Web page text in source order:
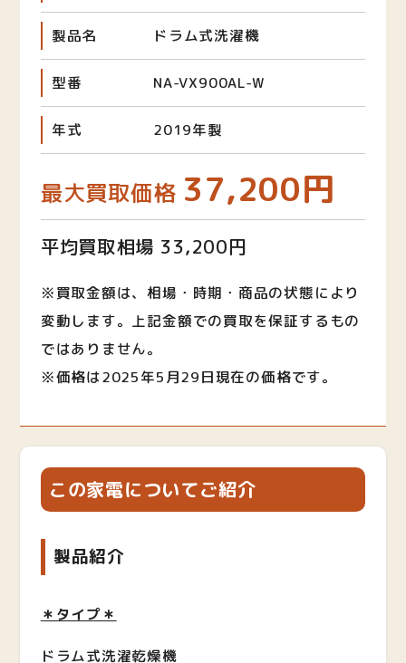
製品名 ドラム式洗濯機
型番 NA-VX900AL-W
年式 2019年製
最大買取価格 37,200円
平均買取相場 33,200円
※買取金額は、相場・時期・商品の状態により
変動します。上記金額での買取を保証するもの
ではありません。
※価格は2025年5月29日現在の価格です。
この家電についてご紹介
製品紹介
＊タイプ＊
ドラム式洗濯乾燥機